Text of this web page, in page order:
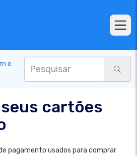
e
cartões
pagamento usados para comprar